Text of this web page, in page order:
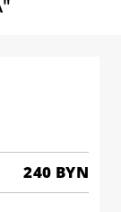
240 BYN